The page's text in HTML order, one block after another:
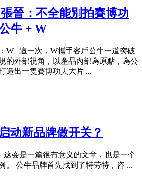
晉：不全能別拍賽博功
牛 + W
W 這一次，W攜手客戶公牛一道突破
的外部視角，以產品內部為原點，為公
造出一隻賽博功夫大片 ...
动新品牌做开关？
会是一篇很有意义的文章，也是一个
。 公牛品牌首先找到了特劳特，咨 ...